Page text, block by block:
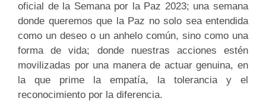
oficial de la Semana por la Paz 2023; una semana
donde queremos que la Paz no solo sea entendida
como un deseo o un anhelo común, sino como una
forma de vida; donde nuestras acciones estén
movilizadas por una manera de actuar genuina, en
la que prime la empatía, la tolerancia y el
reconocimiento por la diferencia.